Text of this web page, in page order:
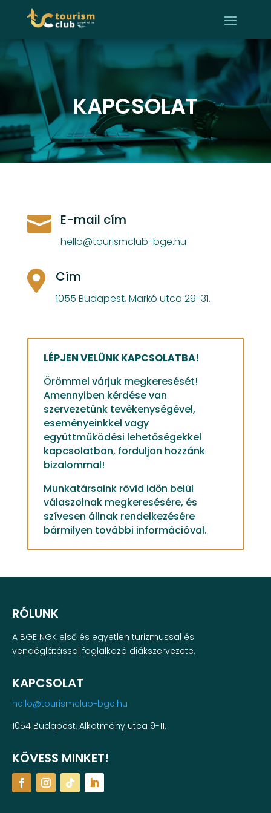
KAPCSOLAT
 E-mail cím
hello@tourismclub-bge.hu
 Cím
1055 Budapest, Markó utca 29-31.
LÉPJEN VELÜNK KAPCSOLATBA!
Örömmel várjuk megkeresését!
Amennyiben kérdése van
szervezetünk tevékenységével,
eseményeinkkel vagy
együttműködési lehetőségekkel
kapcsolatban, forduljon hozzánk
bizalommal!
Munkatársaink rövid időn belül
válaszolnak megkeresésére, és
szívesen állnak rendelkezésére
bármilyen további információval.
RÓLUNK
A BGE NGK első és egyetlen turizmussal és
vendéglátással foglalkozó diákszervezete.
KAPCSOLAT
hello@tourismclub-bge.hu
1054 Budapest, Alkotmány utca 9-11.
KÖVESS MINKET!